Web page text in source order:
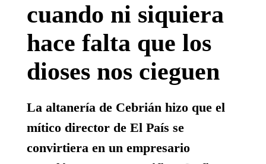
cuando ni siquiera
hace falta que los
dioses nos cieguen
La altanería de Cebrián hizo que el
mítico director de El País se
convirtiera en un empresario